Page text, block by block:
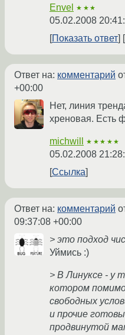
Envel ★★★
05.02.2008
Показать ответ
Ответ на: комментарий
+00:00
Нет, линия
хреновая. Есть
michwill ★★★★★
05.02.2008
Ссылка
Ответ на: комментарий
09:37:08 +00:00
> это подход
Уймись :)
> В Линуксе - у
котором
свободных
и прочие
продвинутой